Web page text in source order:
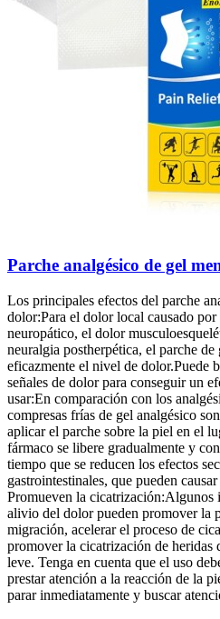
Parche analgésico de gel
Los principales efectos del parche
dolor:Para el dolor local causado
neuropático, el dolor
neuralgia postherpética, el parche
eficazmente el nivel de dolor.Puede
señales de dolor para conseguir un
usar:En comparación con los
compresas frías de gel analgésico
aplicar el parche sobre la piel en el
fármaco se libere gradualmente y
tiempo que se reducen los efectos
gastrointestinales, que pueden
Promueven la cicatrización:Algunos
alivio del dolor pueden promover la
migración, acelerar el proceso de
promover la cicatrización de heridas
leve. Tenga en cuenta que el uso
prestar atención a la reacción de la
parar inmediatamente y buscar